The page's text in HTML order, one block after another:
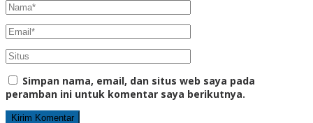
Simpan nama, email, dan situs web saya pada
peramban ini untuk komentar saya berikutnya.